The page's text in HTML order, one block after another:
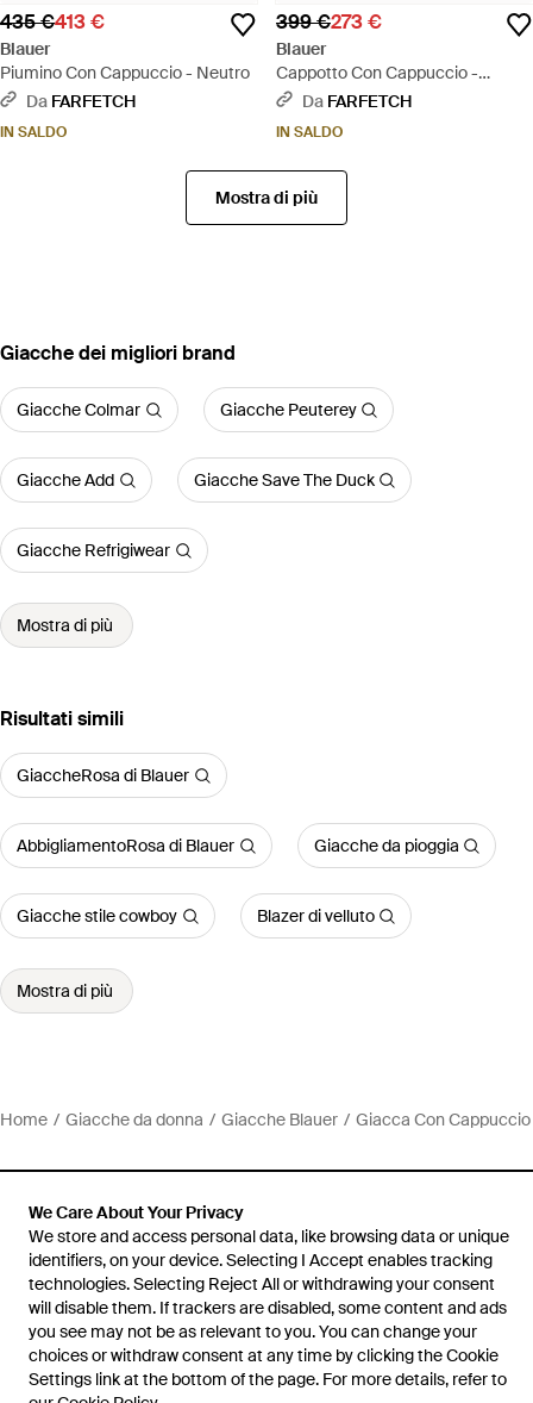
We Care About Your Privacy
We store and access personal data, like browsing data or unique
identifiers, on your device. Selecting I Accept enables tracking
technologies. Selecting Reject All or withdrawing your consent
will disable them. If trackers are disabled, some content and ads
you see may not be as relevant to you. You can change your
choices or withdraw consent at any time by clicking the Cookie
Settings link at the bottom of the page. For more details, refer to
435 €413 €
Blauer
Piumino Con Cappuccio - Neutro
Da FARFETCH
IN SALDO
399 €273 €
Blauer
Cappotto Con Cappuccio -
Bianco
Da FARFETCH
IN SALDO
Mostra di più
‪Giacche‬ dei migliori brand
Giacche Colmar Giacche Peuterey
Giacche Add Giacche Save The Duck
Giacche Refrigiwear
Mostra di più
Risultati simili
GiaccheRosa di Blauer
AbbigliamentoRosa di Blauer Giacche da pioggia
Giacche stile cowboy Blazer di velluto
Mostra di più
Home Giacche da donna Giacche Blauer Giacca Con Cappuccio
Assistenza e info